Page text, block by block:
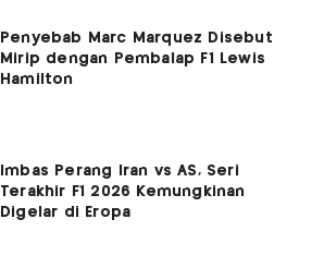
Penyebab Marc Marquez Disebut
Mirip dengan Pembalap F1 Lewis
Hamilton
Imbas Perang Iran vs AS, Seri
Terakhir F1 2026 Kemungkinan
Digelar di Eropa